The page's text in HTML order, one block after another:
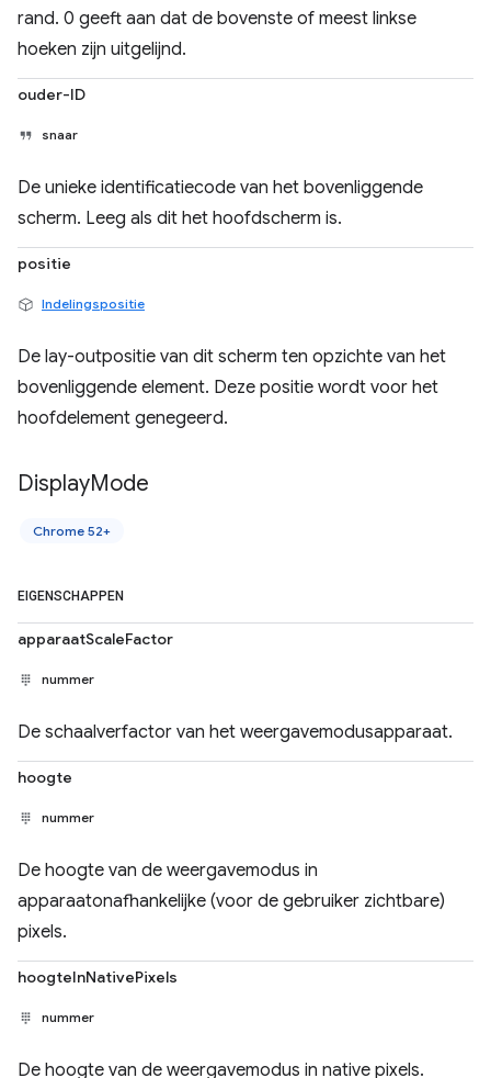
rand. 0 geeft aan dat de bovenste of meest linkse
hoeken zijn uitgelijnd.
ouder-ID
snaar
De unieke identificatiecode van het bovenliggende
scherm. Leeg als dit het hoofdscherm is.
positie
Indelingspositie
De lay-outpositie van dit scherm ten opzichte van het
bovenliggende element. Deze positie wordt voor het
hoofdelement genegeerd.
DisplayMode
Chrome 52+
EIGENSCHAPPEN
apparaatScaleFactor
nummer
De schaalverfactor van het weergavemodusapparaat.
hoogte
nummer
De hoogte van de weergavemodus in
apparaatonafhankelijke (voor de gebruiker zichtbare)
pixels.
hoogteInNativePixels
nummer
De hoogte van de weergavemodus in native pixels.